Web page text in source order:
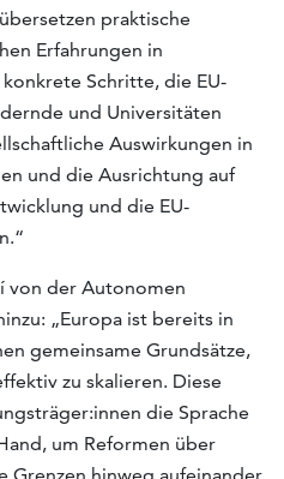
praktische
Erfahrungen in
Schritte, die EU-
und Universitäten
Auswirkungen in
und die Ausrichtung auf
und die EU-
von der Autonomen
„Europa ist bereits in
gemeinsame Grundsätze,
zu skalieren. Diese
die Sprache
um Reformen über